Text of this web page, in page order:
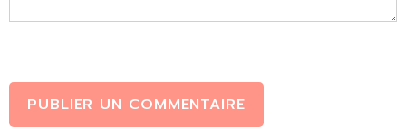
PUBLIER UN COMMENTAIRE